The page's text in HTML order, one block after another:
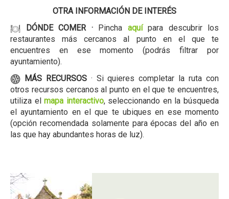
OTRA INFORMACIÓN DE INTERÉS
DÓNDE COMER · Pincha aquípara descubrir los
restaurantes más cercanos al punto en el que te
encuentres en ese momento (podrás filtrar por
ayuntamiento).
MÁS RECURSOS· Si quieres completar la ruta con
otros recursos cercanos al punto en el que te encuentres,
utiliza elmapa interactivo, seleccionando en la búsqueda
el ayuntamiento en el que te ubiques en ese momento
(opción recomendada solamente para épocas del año en
las que hay abundantes horas de luz).